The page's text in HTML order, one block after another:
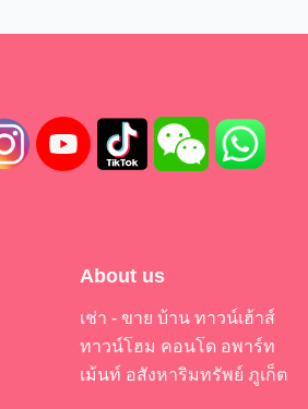
About us
เช่า - ขาย บ้าน ทาวน์เฮ้าส์
ทาวน์โฮม คอนโด อพาร์ท
เม้นท์ อสังหาริมทรัพย์ ภูเก็ต